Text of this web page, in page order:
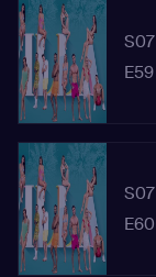
S07
E59
S07
E60